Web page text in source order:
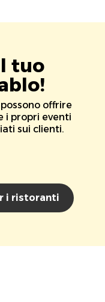
tuo
offrire
i propri eventi
sui clienti.
i ristoranti